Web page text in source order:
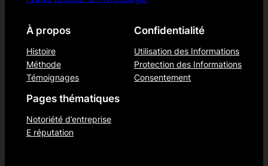
À propos
Histoire
Méthode
Témoignages
Confidentialité
Utilisation des Informations
Protection des Informations
Consentement
Pages thématiques
Notoriété d’entreprise
E réputation